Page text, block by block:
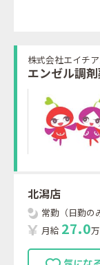
株式会社エイチ
エンゼル調
北潟店
常勤（日勤の
月給 27.0